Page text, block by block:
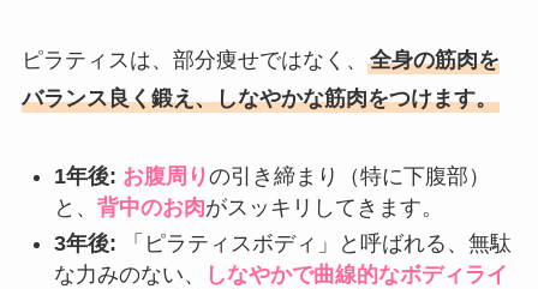
ピラティスは、部分痩せではなく、 全身の筋肉を
バランス良く鍛え、しなやかな筋肉をつけます。
1年後: お腹周り の引き締まり（特に下腹部）
と、 背中のお肉がスッキリしてきます。
3年後: 「ピラティスボディ」と呼ばれる、無駄
な力みのない、
しなやかで曲線的なボディライ